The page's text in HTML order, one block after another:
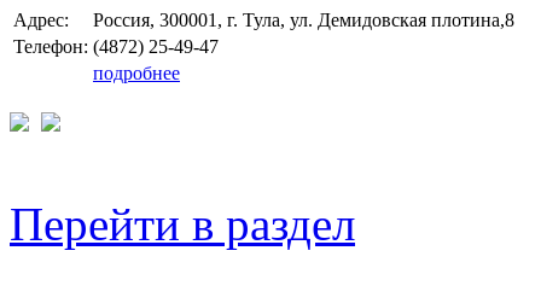
Адрес:
Россия, 300001, г. Тула, ул. Демидовская плотина,8
Телефон: (4872) 25-49-47
подробнее
Перейти в раздел